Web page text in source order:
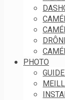
PHOTO